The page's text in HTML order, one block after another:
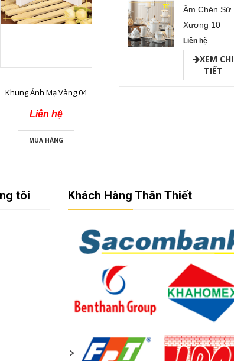
Khung Ảnh Mạ Vàng 04
Liên hệ
MUA HÀNG
Ấm Chén Sứ
Xương 10
Liên hệ
XEM CHI
TIẾT
tôi Khách Hàng Thân Thiết